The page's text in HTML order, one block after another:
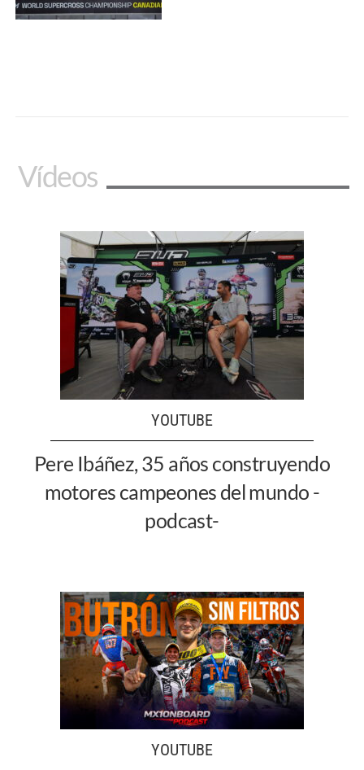
Vídeos
YOUTUBE
Pere Ibáñez, 35 años construyendo
motores campeones del mundo -
podcast-
YOUTUBE